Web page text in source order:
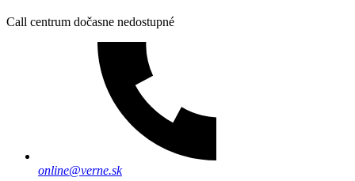
Call centrum dočasne nedostupné
online@verne.sk